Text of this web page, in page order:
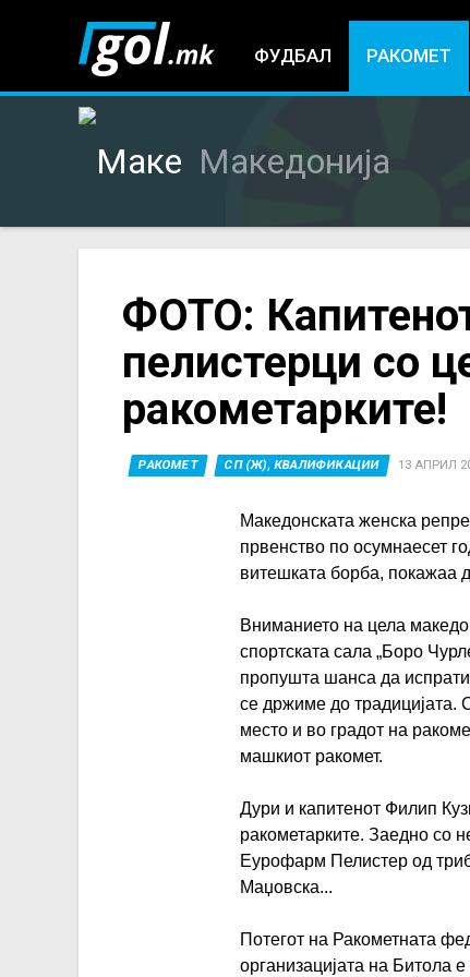
ФУДБАЛ РАКОМЕТ
Македонија
here
ФОТО:
пелистерци со
ракометарките!
РАКОМЕТ СП (Ж), КВАЛИФИКАЦИИ 13 АПРИЛ
Македонската женска
првенство по осумнаесет
витешката борба, покажаа
Вниманието на цела
спортската сала „Боро
пропушта шанса да
се држиме до традицијата.
место и во градот на
машкиот ракомет.
Дури и капитенот Филип
ракометарките. Заедно со
Еурофарм Пелистер од
Маџовска...
Потегот на Ракометната
организацијата на Битола